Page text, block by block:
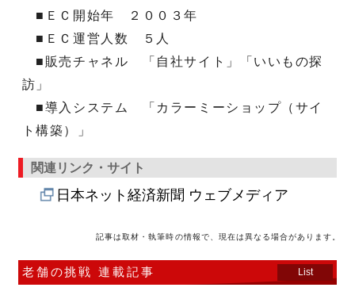
■ＥＣ開始年 ２００３年
■ＥＣ運営人数 ５人
■販売チャネル 「自社サイト」「いいもの探
訪」
■導入システム 「カラーミーショップ（サイ
ト構築）」
関連リンク・サイト
日本ネット経済新聞 ウェブメディア
記事は取材・執筆時の情報で、現在は異なる場合があります。
老舗の挑戦 連載記事 List